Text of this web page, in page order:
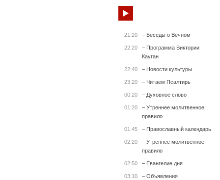
21:20 – Беседы о Вечном
22:20
– Программа Виктории
Кауган
22:40 – Новости культуры
23:20 – Читаем Псалтирь
00:20 – Духовное слово
01:20
– Утреннее молитвенное
правило
01:45 – Православный календарь
02:20
– Утреннее молитвенное
правило
02:50 – Евангелие дня
03:10 – Объявления